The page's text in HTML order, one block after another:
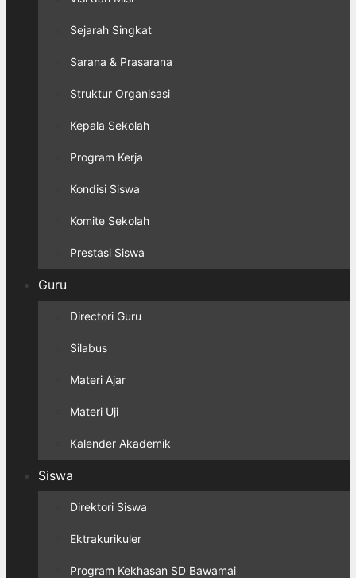
Sejarah Singkat
Sarana & Prasarana
Struktur Organisasi
Kepala Sekolah
Program Kerja
Kondisi Siswa
Komite Sekolah
Prestasi Siswa
Guru
Directori Guru
Silabus
Materi Ajar
Materi Uji
Kalender Akademik
Siswa
Direktori Siswa
Ektrakurikuler
Program Kekhasan SD Bawamai